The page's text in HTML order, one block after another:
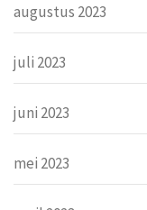
augustus 2023
juli 2023
juni 2023
mei 2023